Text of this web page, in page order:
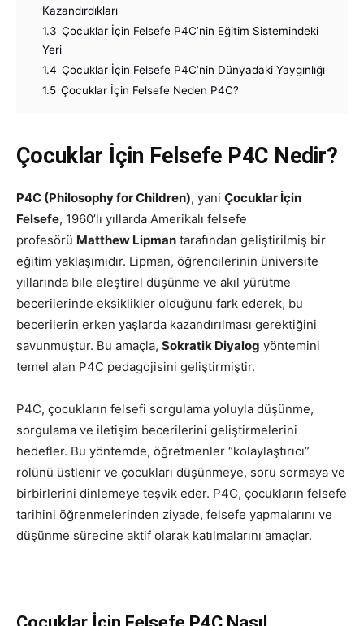
Kazandırdıkları
1.3 Çocuklar İçin Felsefe P4C’nin Eğitim Sistemindeki
Yeri
1.4 Çocuklar İçin Felsefe P4C’nin Dünyadaki Yaygınlığı
1.5 Çocuklar İçin Felsefe Neden P4C?
Çocuklar İçin Felsefe P4C Nedir?
P4C (Philosophy for Children), yani Çocuklar İçin
Felsefe, 1960’lı yıllarda Amerikalı felsefe
profesörü Matthew Lipman tarafından geliştirilmiş bir
eğitim yaklaşımıdır. Lipman, öğrencilerinin üniversite
yıllarında bile eleştirel düşünme ve akıl yürütme
becerilerinde eksiklikler olduğunu fark ederek, bu
becerilerin erken yaşlarda kazandırılması gerektiğini
savunmuştur. Bu amaçla, Sokratik Diyalog yöntemini
temel alan P4C pedagojisini geliştirmiştir.
P4C, çocukların felsefi sorgulama yoluyla düşünme,
sorgulama ve iletişim becerilerini geliştirmelerini
hedefler. Bu yöntemde, öğretmenler “kolaylaştırıcı”
rolünü üstlenir ve çocukları düşünmeye, soru sormaya ve
birbirlerini dinlemeye teşvik eder. P4C, çocukların felsefe
tarihini öğrenmelerinden ziyade, felsefe yapmalarını ve
düşünme sürecine aktif olarak katılmalarını amaçlar.